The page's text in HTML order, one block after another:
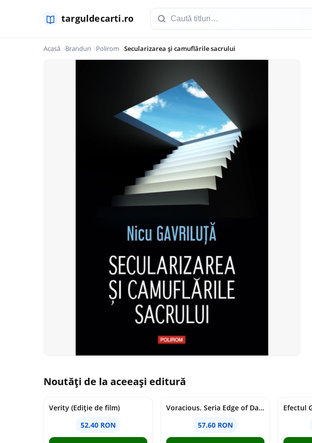
Acasă Branduri Polirom Secularizarea şi camuflările sacrului
Noutăți de la aceeași editură
Verity (Ediție de film)
52.40 RON
Voracious. Seria Edge of Darkness Vol.2
57.60 RON